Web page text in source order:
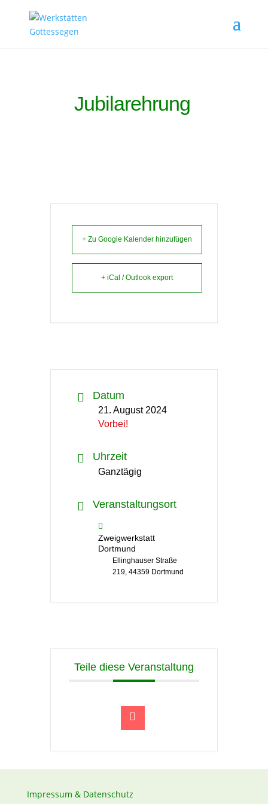
Jubilarehrung
+ Zu Google Kalender hinzufügen
+ iCal / Outlook export
Datum
21. August 2024
Vorbei!
Uhrzeit
Ganztägig
Veranstaltungsort
Zweigwerkstatt
Dortmund
Ellinghauser Straße
219, 44359 Dortmund
Teile diese Veranstaltung
Impressum & Datenschutz